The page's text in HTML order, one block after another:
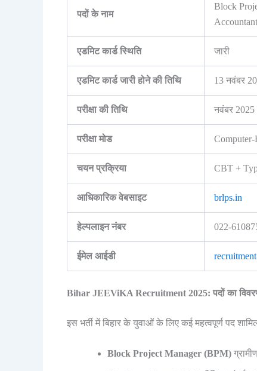
पदों के नाम
Block
एडमिट कार्ड स्थिति जारी
एडमिट कार्ड जारी होने की तिथि 13 नवंबर
परीक्षा की तिथि नवंबर 2025
परीक्षा मोड
चयन प्रक्रिया CBT +
आधिकारिक वेबसाइट brlps.in
हेल्पलाइन नंबर 022-
ईमेल आईडी
Bihar JEEViKA Recruitment 2025: पदों का
इस भर्ती में बिहार के युवाओं के लिए कई महत्वपूर्ण पद
Block Project Manager (BPM)